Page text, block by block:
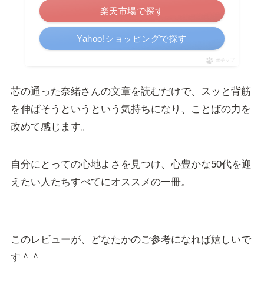
楽天市場で探す
Yahoo!ショッピングで探す
ポチップ
芯の通った奈緒さんの文章を読むだけで、スッと背筋
を伸ばそうというという気持ちになり、ことばの力を
改めて感じます。
自分にとっての心地よさを見つけ、心豊かな50代を迎
えたい人たちすべてにオススメの一冊。
このレビューが、どなたかのご参考になれば嬉しいで
す＾＾